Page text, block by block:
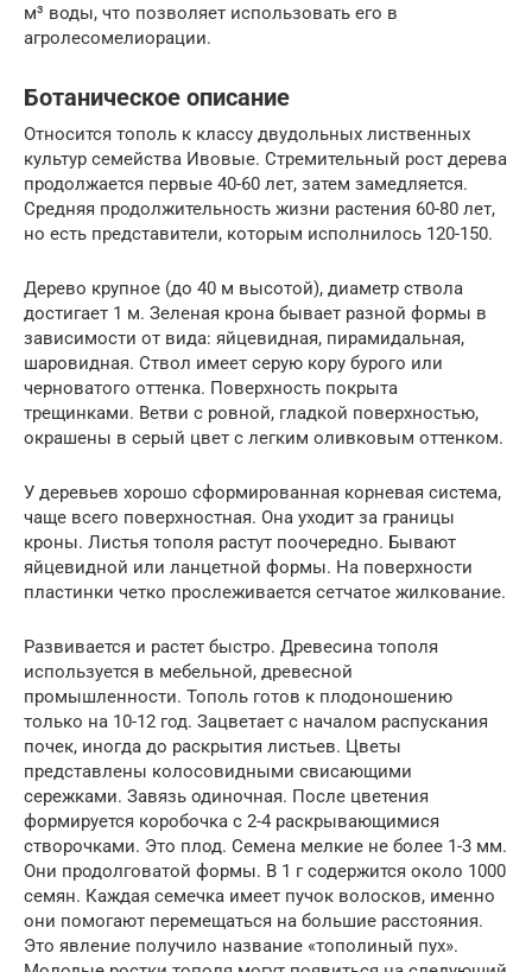
м³ воды, что позволяет использовать его в
агролесомелиорации.
Ботаническое описание
Относится тополь к классу двудольных лиственных
культур семейства Ивовые. Стремительный рост дерева
продолжается первые 40-60 лет, затем замедляется.
Средняя продолжительность жизни растения 60-80 лет,
но есть представители, которым исполнилось 120-150.
Дерево крупное (до 40 м высотой), диаметр ствола
достигает 1 м. Зеленая крона бывает разной формы в
зависимости от вида: яйцевидная, пирамидальная,
шаровидная. Ствол имеет серую кору бурого или
черноватого оттенка. Поверхность покрыта
трещинками. Ветви с ровной, гладкой поверхностью,
окрашены в серый цвет с легким оливковым оттенком.
У деревьев хорошо сформированная корневая система,
чаще всего поверхностная. Она уходит за границы
кроны. Листья тополя растут поочередно. Бывают
яйцевидной или ланцетной формы. На поверхности
пластинки четко прослеживается сетчатое жилкование.
Развивается и растет быстро. Древесина тополя
используется в мебельной, древесной
промышленности. Тополь готов к плодоношению
только на 10-12 год. Зацветает с началом распускания
почек, иногда до раскрытия листьев. Цветы
представлены колосовидными свисающими
сережками. Завязь одиночная. После цветения
формируется коробочка с 2-4 раскрывающимися
створочками. Это плод. Семена мелкие не более 1-3 мм.
Они продолговатой формы. В 1 г содержится около 1000
семян. Каждая семечка имеет пучок волосков, именно
они помогают перемещаться на большие расстояния.
Это явление получило название «тополиный пух».